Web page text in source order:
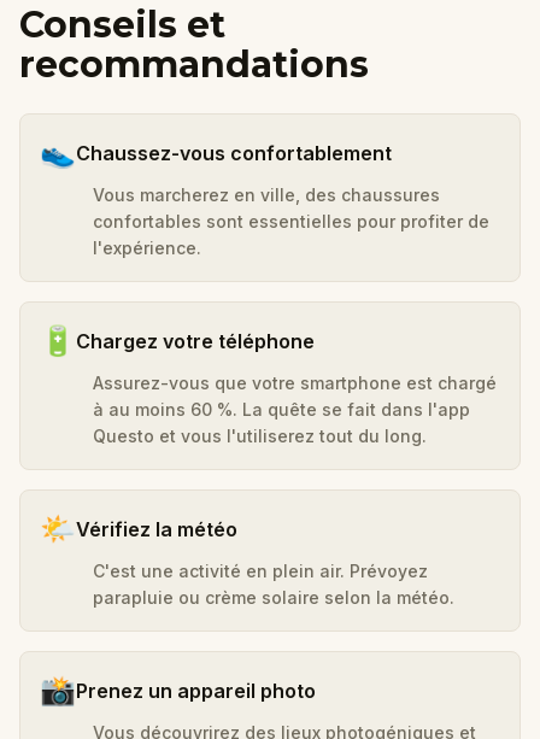
Conseils et
recommandations
👟Chaussez-vous confortablement
Vous marcherez en ville, des chaussures
confortables sont essentielles pour profiter de
l'expérience.
🔋 Chargez votre téléphone
Assurez-vous que votre smartphone est chargé
à au moins 60 %. La quête se fait dans l'app
Questo et vous l'utiliserez tout du long.
🌤️Vérifiez la météo
C'est une activité en plein air. Prévoyez
parapluie ou crème solaire selon la météo.
📸Prenez un appareil photo
Vous découvrirez des lieux photogéniques et